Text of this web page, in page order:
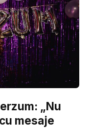
„Nu
mesaje